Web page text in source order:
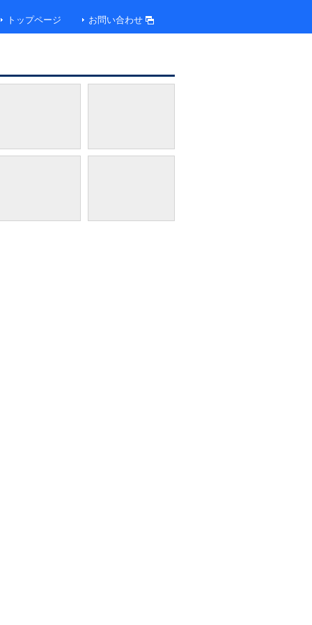
トップページ お問い合わせ